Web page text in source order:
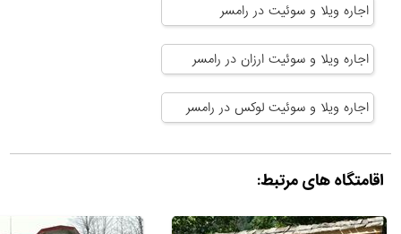
اجاره ویلا و سوئیت در رامسر
اجاره ویلا و سوئیت ارزان در رامسر
اجاره ویلا و سوئیت لوکس در رامسر
اقامتگاه های مرتبط: